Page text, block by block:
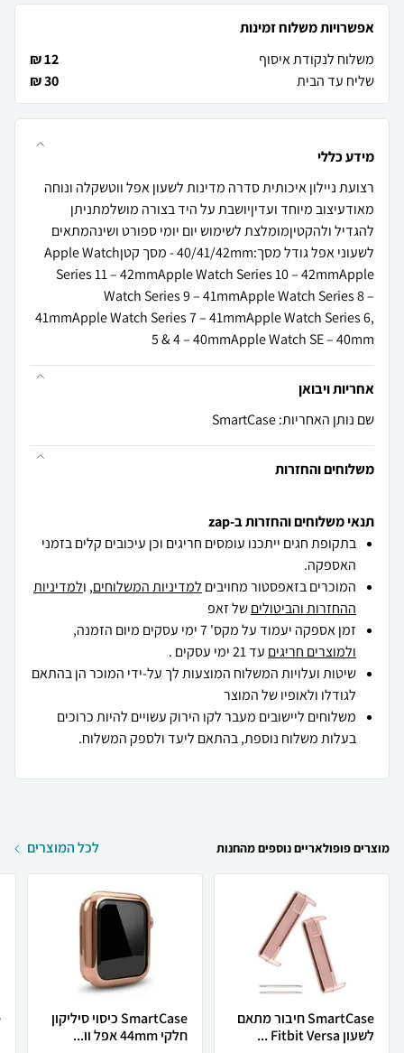
אפשרויות משלוח זמינות
משלוח לנקודת איסוף
12 ₪
שליח עד הבית
30 ₪
מידע כללי
רצועת ניילון איכותית סדרה מדינות לשעון אפל ווטשקלה ונוחה
מאודעיצוב מיוחד ועדיןיושבת על היד בצורה מושלמתניתן
להגדיל ולהקטיןמומלצת לשימוש יום יומי ספורט ושינהמתאים
לשעוני אפל גודל מסך:40/41/42mm - מסך קטןApple Watch
Series 11 – 42mmApple Watch Series 10 – 42mmApple
Watch Series 9 – 41mmApple Watch Series 8 –
41mmApple Watch Series 7 – 41mmApple Watch Series 6,
5 & 4 – 40mmApple Watch SE – 40mm
אחריות ויבואן
שם נותן האחריות: SmartCase
משלוחים והחזרות
תנאי משלוחים והחזרות ב-zap
בתקופת חגים ייתכנו עומסים חריגים וכן עיכובים קלים בזמני
האספקה.
המוכרים בזאפסטור מחויבים למדיניות המשלוחים, ולמדיניות
ההחזרות והביטוליםשל זאפ
זמן אספקה יעמוד על מקס' 7 ימי עסקים מיום הזמנה,
ולמוצרים חריגים עד 21 ימי עסקים .
שיטות ועלויות המשלוח המוצעות לך על-ידי המוכר הן בהתאם
לגודלו ולאופיו של המוצר
משלוחים ליישובים מעבר לקו הירוק עשויים להיות כרוכים
בעלות משלוח נוספת, בהתאם ליעד ולספק המשלוח.
מוצרים פופולאריים נוספים מהחנות לכל המוצרים
SmartCase חיבור מתאם
לשעון Fitbit Versa ...
SmartCase כיסוי סיליקון
חלקי 44mm אפל וו...